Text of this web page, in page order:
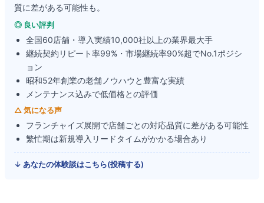
質に差がある可能性も。
◎ 良い評判
全国60店舗・導入実績10,000社以上の業界最大手
継続契約リピート率99%・市場継続率90%超でNo.1ポジシ
ョン
昭和52年創業の老舗ノウハウと豊富な実績
メンテナンス込みで低価格との評価
△ 気になる声
フランチャイズ展開で店舗ごとの対応品質に差がある可能性
繁忙期は新規導入リードタイムがかかる場合あり
↓ あなたの体験談はこちら(投稿する)